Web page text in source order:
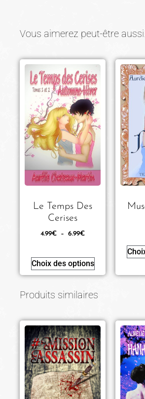
Vous aimerez peut-être aussi…
Le Temps Des
Cerises
4.99€ – 6.99€
Choix des options
Produits similaires